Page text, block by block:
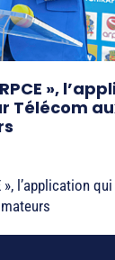
»,
Télécom
», l’application